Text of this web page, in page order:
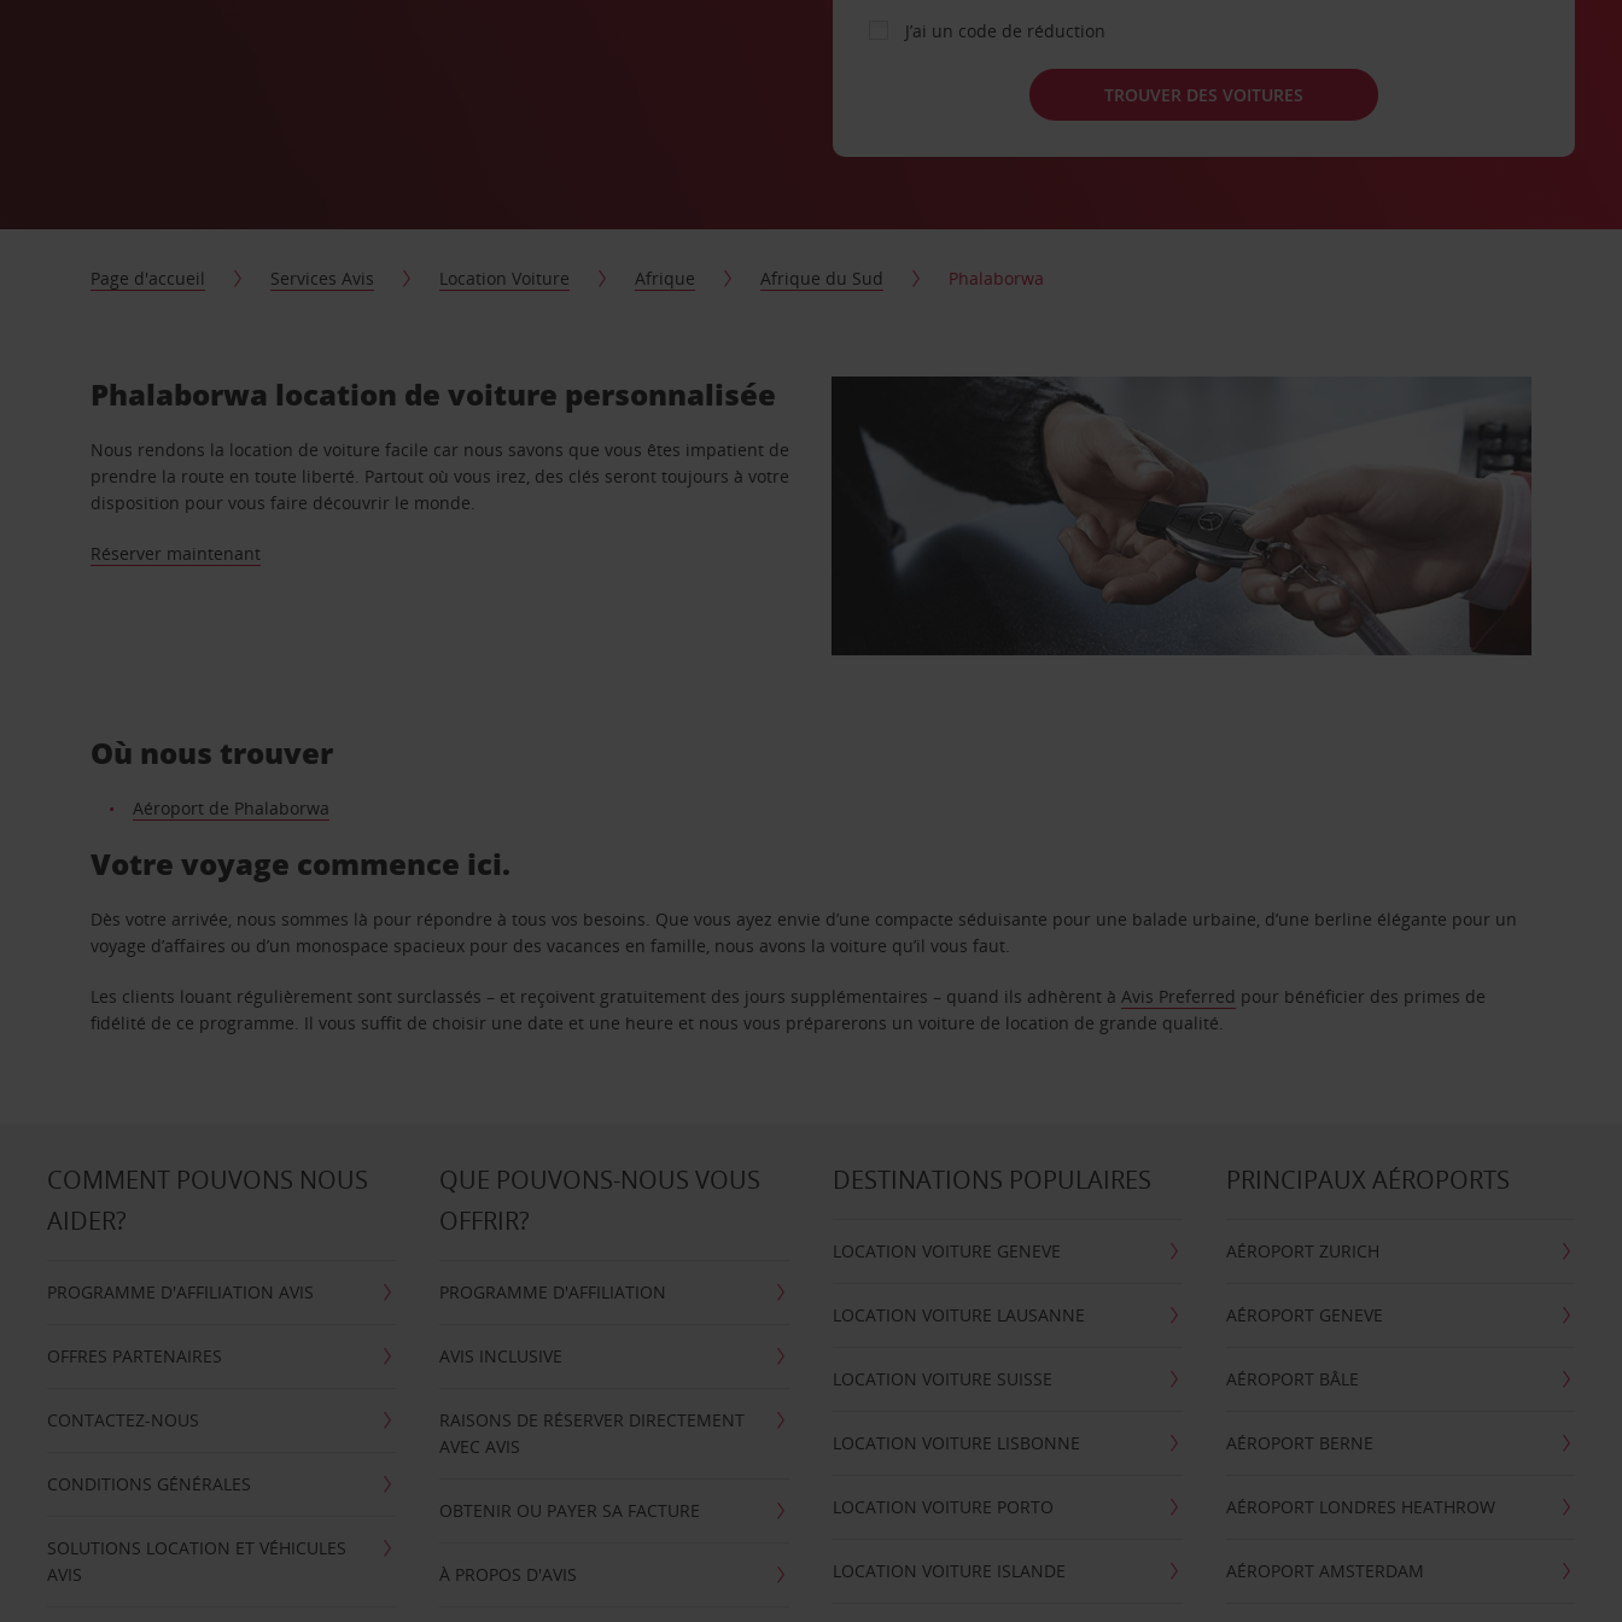
J’ai un code de réduction
TROUVER DES VOITURES
Page d'accueil Services Avis Location Voiture Afrique Afrique du Sud Phalaborwa
Phalaborwa location de voiture personnalisée
Nous rendons la location de voiture facile car nous savons que vous êtes impatient de
prendre la route en toute liberté. Partout où vous irez, des clés seront toujours à votre
disposition pour vous faire découvrir le monde.
Réserver maintenant
Où nous trouver
Aéroport de Phalaborwa
Votre voyage commence ici.
Dès votre arrivée, nous sommes là pour répondre à tous vos besoins. Que vous ayez envie d’une compacte séduisante pour une balade urbaine, d’une berline élégante pour un
voyage d’affaires ou d’un monospace spacieux pour des vacances en famille, nous avons la voiture qu’il vous faut.
Les clients louant régulièrement sont surclassés – et reçoivent gratuitement des jours supplémentaires – quand ils adhèrent àAvis Preferred pour bénéficier des primes de
fidélité de ce programme. Il vous suffit de choisir une date et une heure et nous vous préparerons un voiture de location de grande qualité.
COMMENT POUVONS NOUS
AIDER?
PROGRAMME D'AFFILIATION AVIS
OFFRES PARTENAIRES
CONTACTEZ-NOUS
CONDITIONS GÉNÉRALES
SOLUTIONS LOCATION ET VÉHICULES
AVIS
QUE POUVONS-NOUS VOUS
OFFRIR?
PROGRAMME D'AFFILIATION
AVIS INCLUSIVE
RAISONS DE RÉSERVER DIRECTEMENT
AVEC AVIS
OBTENIR OU PAYER SA FACTURE
À PROPOS D'AVIS
DESTINATIONS POPULAIRES
LOCATION VOITURE GENEVE
LOCATION VOITURE LAUSANNE
LOCATION VOITURE SUISSE
LOCATION VOITURE LISBONNE
LOCATION VOITURE PORTO
LOCATION VOITURE ISLANDE
PRINCIPAUX AÉROPORTS
AÉROPORT ZURICH
AÉROPORT GENEVE
AÉROPORT BÂLE
AÉROPORT BERNE
AÉROPORT LONDRES HEATHROW
AÉROPORT AMSTERDAM